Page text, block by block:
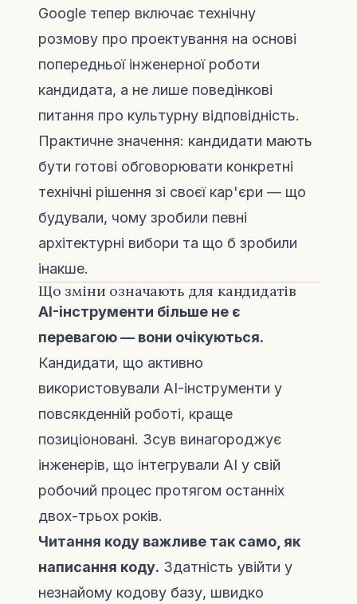
Google тепер включає технічну
розмову про проектування на основі
попередньої інженерної роботи
кандидата, а не лише поведінкові
питання про культурну відповідність.
Практичне значення: кандидати мають
бути готові обговорювати конкретні
технічні рішення зі своєї кар'єри — що
будували, чому зробили певні
архітектурні вибори та що б зробили
інакше.
Що зміни означають для кандидатів
AI-інструменти більше не є
перевагою — вони очікуються.
Кандидати, що активно
використовували AI-інструменти у
повсякденній роботі, краще
позиціоновані. Зсув винагороджує
інженерів, що інтегрували AI у свій
робочий процес протягом останніх
двох-трьох років.
Читання коду важливе так само, як
написання коду. Здатність увійти у
незнайому кодову базу, швидко